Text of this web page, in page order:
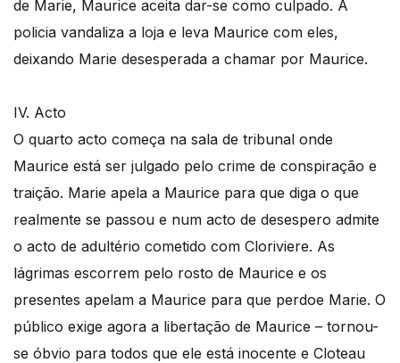
de Marie, Maurice aceita dar-se como culpado. A
policia vandaliza a loja e leva Maurice com eles,
deixando Marie desesperada a chamar por Maurice.
IV. Acto
O quarto acto começa na sala de tribunal onde
Maurice está ser julgado pelo crime de conspiração e
traição. Marie apela a Maurice para que diga o que
realmente se passou e num acto de desespero admite
o acto de adultério cometido com Cloriviere. As
lágrimas escorrem pelo rosto de Maurice e os
presentes apelam a Maurice para que perdoe Marie. O
público exige agora a libertação de Maurice – tornou-
se óbvio para todos que ele está inocente e Cloteau